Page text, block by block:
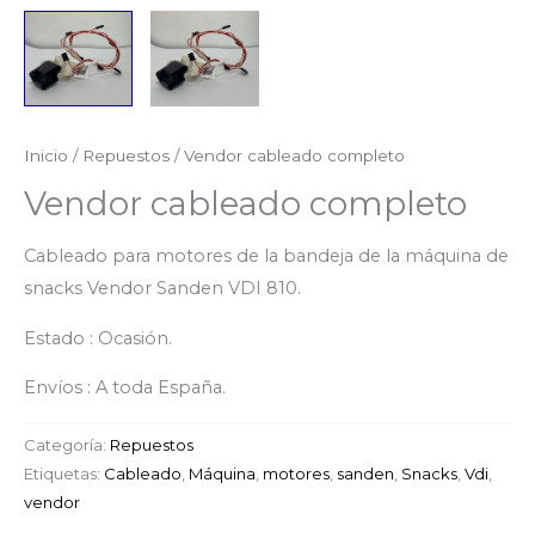
Inicio / Repuestos / Vendor cableado completo
Vendor cableado completo
Cableado para motores de la bandeja de la máquina de
snacks Vendor Sanden VDI 810.
Estado : Ocasión.
Envíos : A toda España.
Categoría: Repuestos
Etiquetas: Cableado, Máquina, motores, sanden, Snacks,Vdi,
vendor